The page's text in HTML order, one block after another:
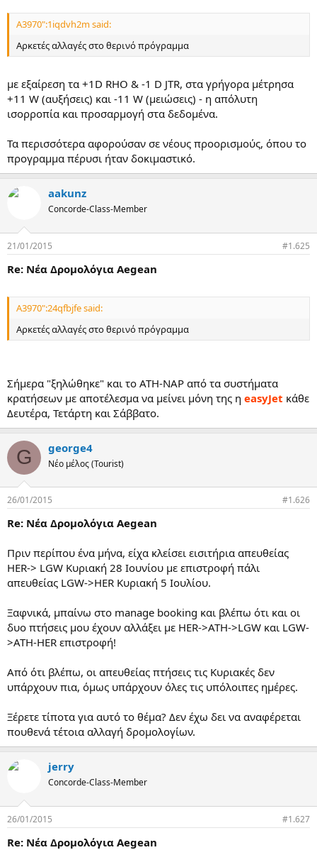
A3970":1iqdvh2m said:
Αρκετές αλλαγές στο θερινό πρόγραμμα
με εξαίρεση τα +1D RHO & -1 D JTR, στα γρήγορα μέτρησα
+11 W (αυξήσεις) και -11 W (μειώσεις) - η απόλυτη
ισορροπία και προσαρμογή στα δεδομένα.
Τα περισσότερα αφορούσαν σε νέους προορισμούς, όπου το
προγραμμα πέρυσι ήταν δοκιμαστικό.
aakunz
Concorde-Class-Member
21/01/2015 #1.625
Re: Νέα Δρομολόγια Aegean
A3970":24qfbjfe said:
Αρκετές αλλαγές στο θερινό πρόγραμμα
Σήμερα "ξηλώθηκε" και το ATH-NAP από τα συστήματα
κρατήσεων με αποτέλεσμα να μείνει μόνη της η easyJet κάθε
Δευτέρα, Τετάρτη και Σάββατο.
G george4
Νέο μέλος (Tourist)
26/01/2015 #1.626
Re: Νέα Δρομολόγια Aegean
Πριν περίπου ένα μήνα, είχα κλείσει εισιτήρια απευθείας
HER-> LGW Κυριακή 28 Ιουνίου με επιστροφή πάλι
απευθείας LGW->HER Κυριακή 5 Ιουλίου.
Ξαφνικά, μπαίνω στο manage booking και βλέπω ότι και οι
δυο πτήσεις μου έχουν αλλάξει με HER->ATH->LGW και LGW-
>ATH-HER επιστροφή!
Από ότι βλέπω, οι απευθείας πτήσεις τις Κυριακές δεν
υπάρχουν πια, όμως υπάρχουν όλες τις υπόλοιπες ημέρες.
Ξέρετε τίποτα για αυτό το θέμα? Δεν έχω δει να αναφέρεται
πουθενά τέτοια αλλαγή δρομολογίων.
jerry
Concorde-Class-Member
26/01/2015 #1.627
Re: Νέα Δρομολόγια Aegean